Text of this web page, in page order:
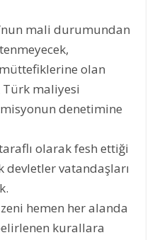
mali durumundan
olan
Türk maliyesi
denetimine
taraflı olarak fesh ettiği
vatandaşları
hemen her alanda
kurallara